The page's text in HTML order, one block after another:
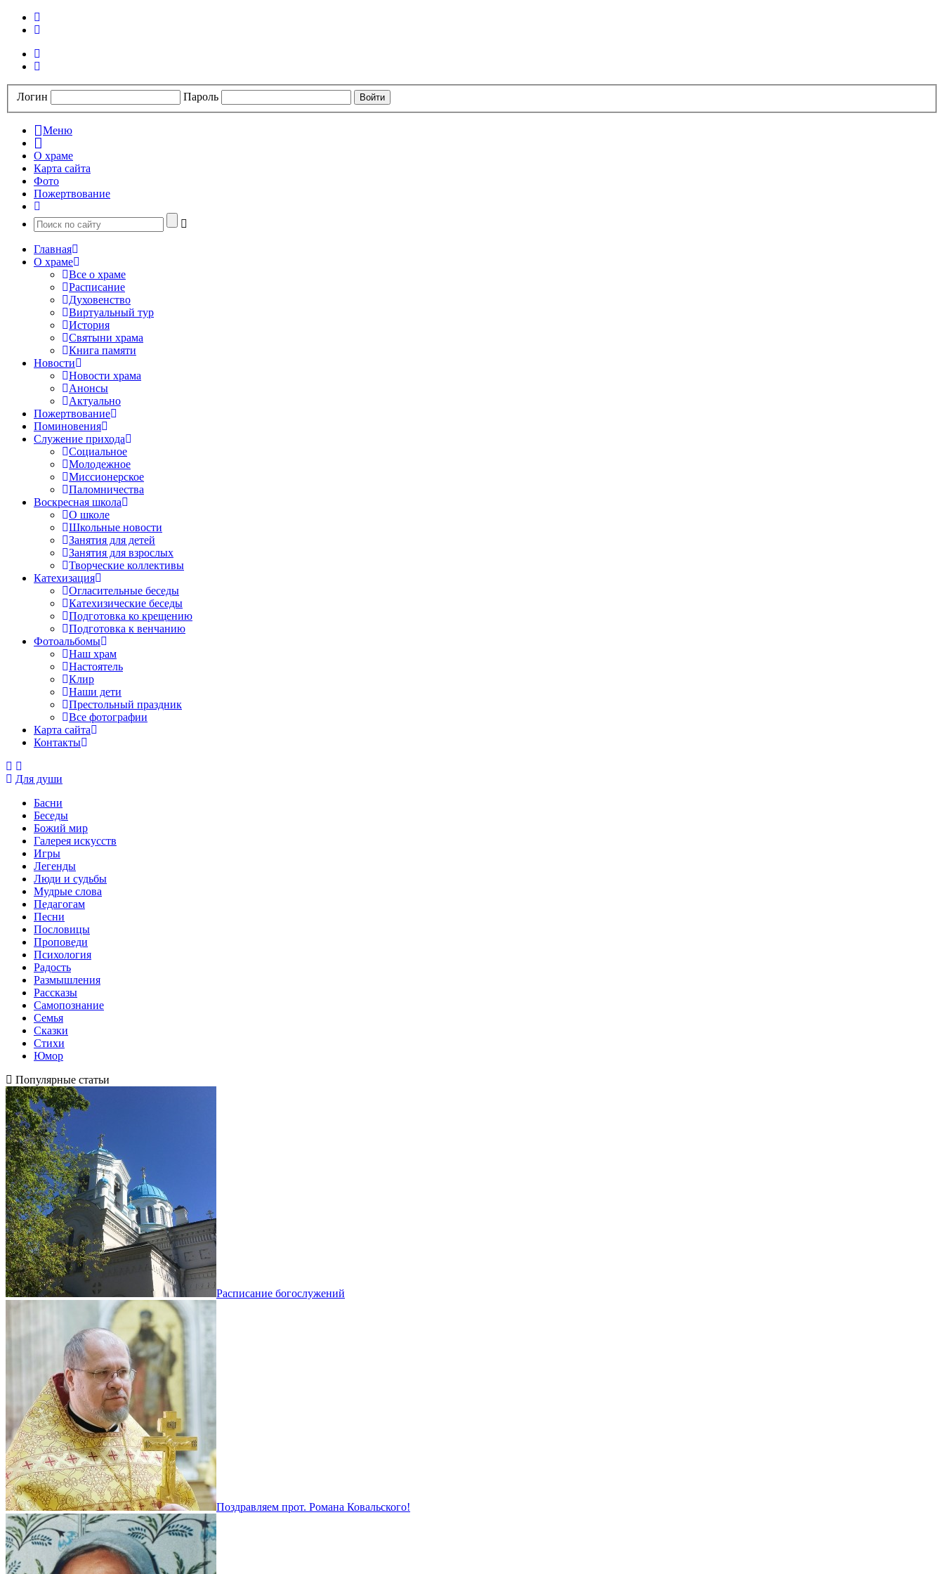
Логин Пароль
Меню
О храме
Карта сайта
Фото
Пожертвование
Главная
О храме
Все о храме
Расписание
Духовенство
Виртуальный тур
История
Святыни храма
Книга памяти
Новости
Новости храма
Анонсы
Актуально
Пожертвование
Поминовения
Служение прихода
Социальное
Молодежное
Миссионерское
Паломничества
Воскресная школа
О школе
Школьные новости
Занятия для детей
Занятия для взрослых
Творческие коллективы
Катехизация
Огласительные беседы
Катехизические беседы
Подготовка ко крещению
Подготовка к венчанию
Фотоальбомы
Наш храм
Настоятель
Клир
Наши дети
Престольный праздник
Все фотографии
Карта сайта
Контакты
Для души
Басни
Беседы
Божий мир
Галерея искусств
Игры
Легенды
Люди и судьбы
Мудрые слова
Педагогам
Песни
Пословицы
Проповеди
Психология
Радость
Размышления
Рассказы
Самопознание
Семья
Сказки
Стихи
Юмор
Популярные статьи
Расписание богослужений
Поздравляем прот. Романа Ковальского!